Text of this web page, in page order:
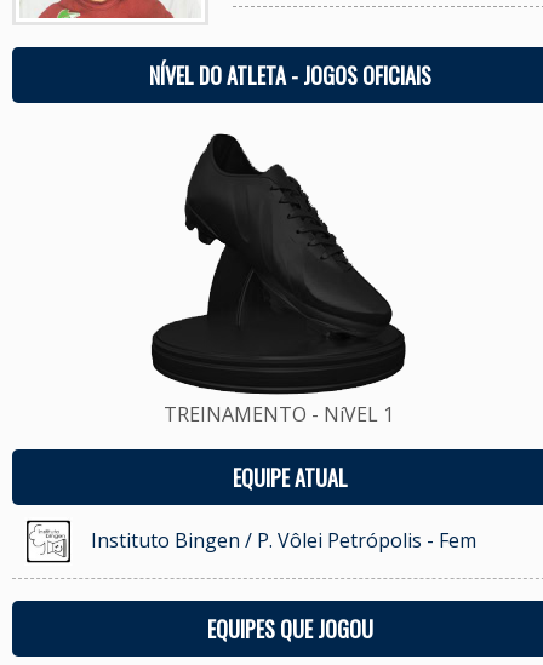
NÍVEL DO ATLETA - JOGOS OFICIAIS
TREINAMENTO - NíVEL 1
EQUIPE ATUAL
Instituto Bingen / P. Vôlei Petrópolis - Fem
EQUIPES QUE JOGOU